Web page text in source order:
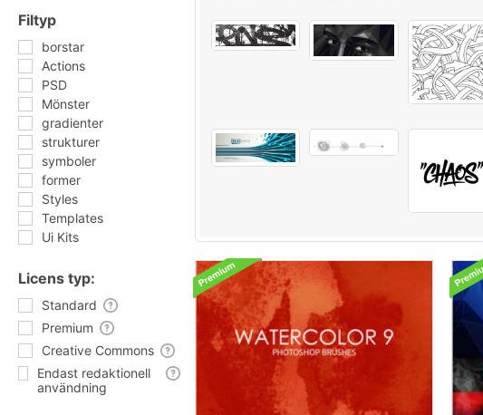
Filtyp
borstar
Actions
PSD
Mönster
gradienter
strukturer
symboler
former
Styles
Templates
Ui Kits
Licens typ:
Standard
Premium
Creative Commons
Endast redaktionell
användning